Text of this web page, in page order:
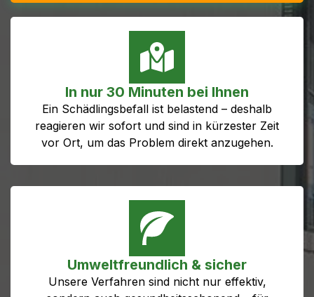
In nur 30 Minuten bei Ihnen
Ein Schädlingsbefall ist belastend – deshalb
reagieren wir sofort und sind in kürzester Zeit
vor Ort, um das Problem direkt anzugehen.
Umweltfreundlich & sicher
Unsere Verfahren sind nicht nur effektiv,